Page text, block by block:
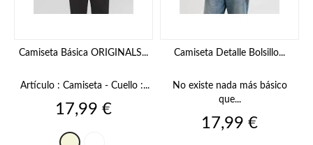
Camiseta Básica ORIGINALS...
Artículo : Camiseta - Cuello :...
Precio
17,99 €
Beige
Camiseta Detalle Bolsillo...
No existe nada más básico
que...
Precio
17,99 €